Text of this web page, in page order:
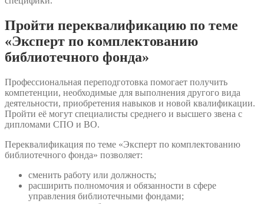
Пройти переквалификацию по теме
«Эксперт по комплектованию
библиотечного фонда»
Профессиональная переподготовка помогает получить
компетенции, необходимые для выполнения другого вида
деятельности, приобретения навыков и новой квалификации.
Пройти её могут специалисты среднего и высшего звена с
дипломами СПО и ВО.
Переквалификация по теме «Эксперт по комплектованию
библиотечного фонда» позволяет:
сменить работу или должность;
расширить полномочия и обязанности в сфере
управления библиотечными фондами;